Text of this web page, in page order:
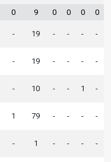
0 9 0 0 0 0
- 19 - - - -
- 19 - - - -
- 10 - - 1 -
1 79 - - - -
- 1 - - - -